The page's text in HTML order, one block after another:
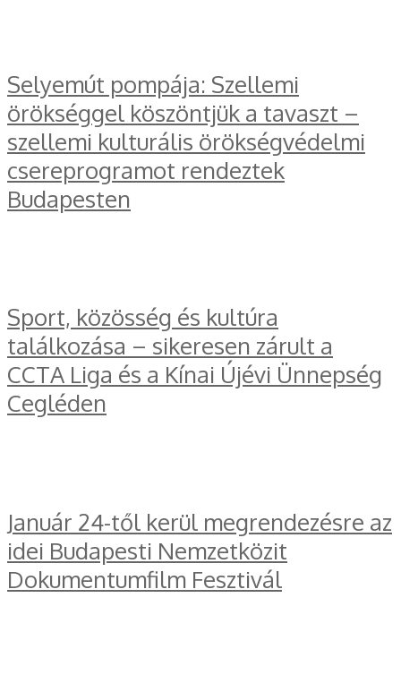
Selyemút pompája: Szellemi
örökséggel köszöntjük a tavaszt –
szellemi kulturális örökségvédelmi
csereprogramot rendeztek
Budapesten
Sport, közösség és kultúra
találkozása – sikeresen zárult a
CCTA Liga és a Kínai Újévi Ünnepség
Cegléden
Január 24-től kerül megrendezésre az
idei Budapesti Nemzetközit
Dokumentumfilm Fesztivál